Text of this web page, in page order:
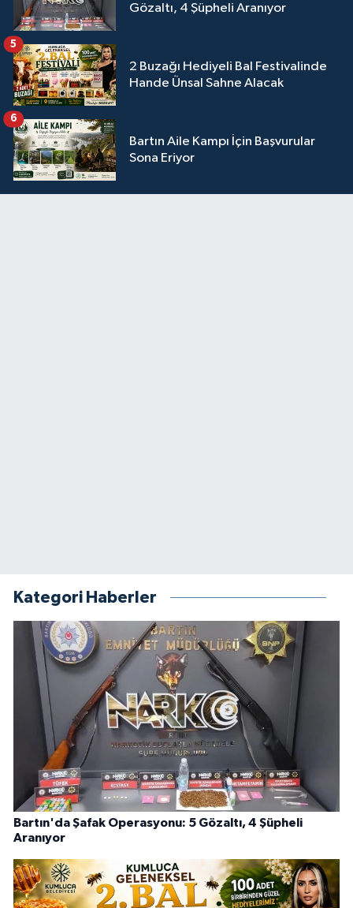
Gözaltı, 4 Şüpheli Aranıyor
2 Buzağı Hediyeli Bal Festivalinde
Hande Ünsal Sahne Alacak
5
Bartın Aile Kampı İçin Başvurular
Sona Eriyor
6
Kategori Haberler
Bartın'da Şafak Operasyonu: 5 Gözaltı, 4 Şüpheli
Aranıyor